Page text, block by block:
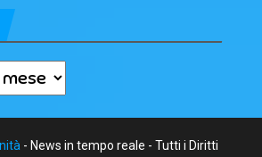
- News in tempo reale - Tutti i Diritti